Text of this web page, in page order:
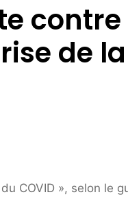
contre
de la
COVID », selon le